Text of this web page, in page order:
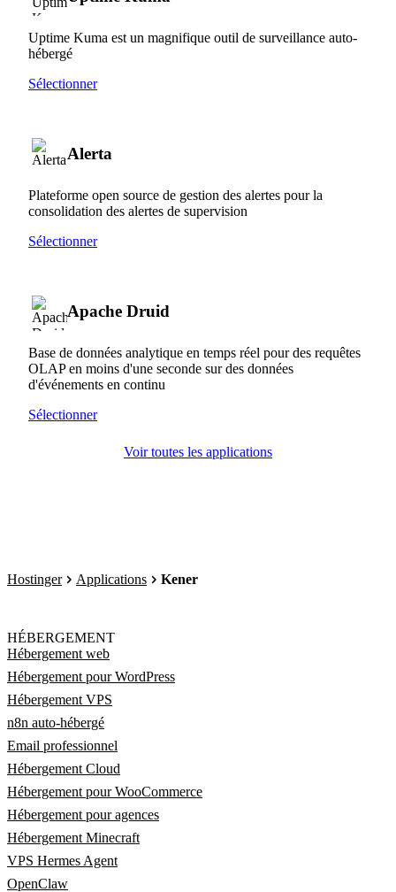
Uptime Kuma est un magnifique outil de surveillance auto-
hébergé
Sélectionner
Alerta
Plateforme open source de gestion des alertes pour la
consolidation des alertes de supervision
Sélectionner
Apache Druid
Base de données analytique en temps réel pour des requêtes
OLAP en moins d'une seconde sur des données
d'événements en continu
Sélectionner
Voir toutes les applications
Hostinger Applications Kener
HÉBERGEMENT
Hébergement web
Hébergement pour WordPress
Hébergement VPS
n8n auto-hébergé
Email professionnel
Hébergement Cloud
Hébergement pour WooCommerce
Hébergement pour agences
Hébergement Minecraft
VPS Hermes Agent
OpenClaw